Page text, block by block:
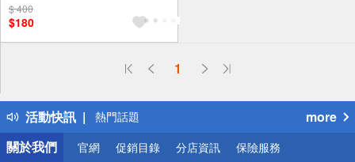
$ 400
$180
1
活動快訊
偏遠地區配送
得獎公告
熱門話題
銀行優惠
偏遠地區配送
more
關於我們
官網 促銷目錄 分店資訊 保險服務